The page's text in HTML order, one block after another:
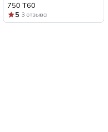
750 Т60
5 3 отзыва